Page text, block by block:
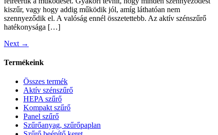
kiszűr, vagy hogy addig működik jól, amíg láthatóan nem
szennyeződik el. A valóság ennél összetettebb. Az aktív szénszűrő
hatékonysága […]
Next →
Termékeink
Összes termék
Aktív szénszűrő
HEPA szűrő
Kompakt szűrő
Panel szűrő
Szűrőanyag, szűrőpaplan